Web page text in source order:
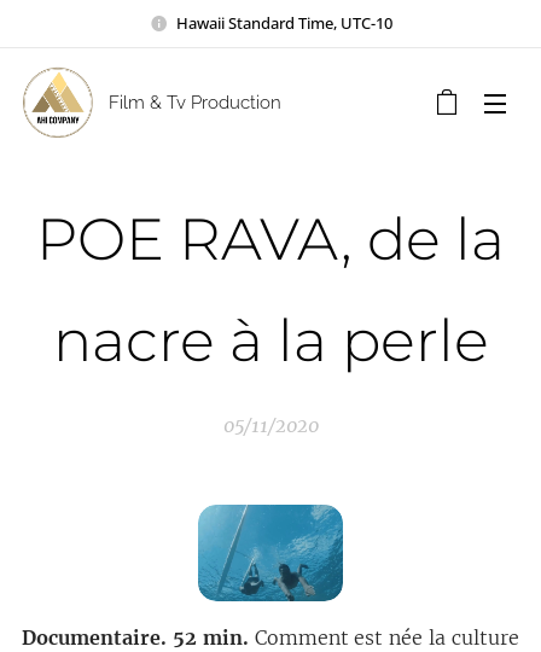
Hawaii Standard Time, UTC-10
Film & Tv Production
POE RAVA, de la
nacre à la perle
05/11/2020
Documentaire. 52 min. Comment est née la culture